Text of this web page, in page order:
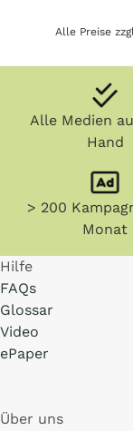
Alle Preise
Alle Medien
Hand
> 200
Monat
Hilfe
FAQs
Glossar
Video
ePaper
Über uns